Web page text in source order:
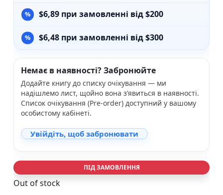
$6,89 при замовленні від $200
$6,48 при замовленні від $300
Немає в наявності? Забронюйте
Додайте книгу до списку очікування — ми
надішлемо лист, щойно вона з’явиться в наявності.
Список очікування (Pre-order) доступний у вашому
особистому кабінеті.
Увійдіть, щоб забронювати
ПІД ЗАМОВЛЕННЯ
Out of stock